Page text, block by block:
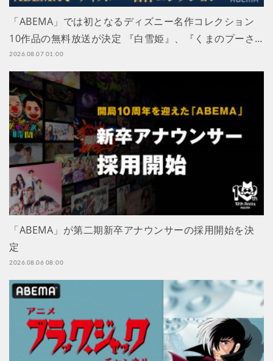
「ABEMA」では初となるディズニー名作コレクション
10作品の無料放送が決定 『白雪姫』、『くまのプーさ…
2026.08.07 01:00
「ABEMA」が第二期新卒アナウンサーの採用開始を決
定
2026.08.06 08:00